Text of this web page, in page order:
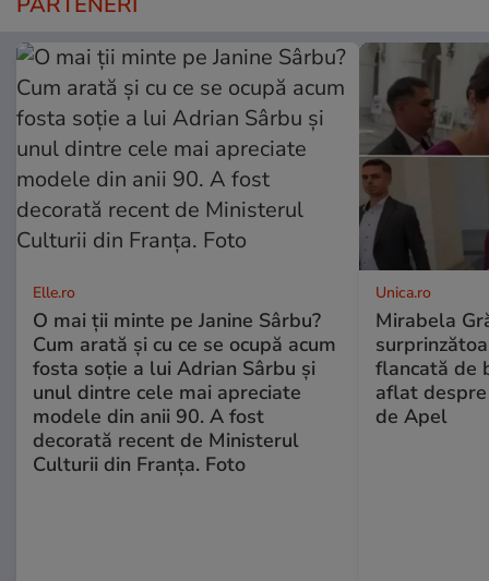
Elle.ro
O mai ții minte pe Janine Sârbu?
Cum arată și cu ce se ocupă acum
fosta soție a lui Adrian Sârbu și
unul dintre cele mai apreciate
modele din anii 90. A fost
decorată recent de Ministerul
Culturii din Franța. Foto
Unica.ro
Mirabela
flancată de
aflat
de Apel